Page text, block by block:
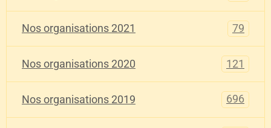
Nos organisations 2021 79
Nos organisations 2020 121
Nos organisations 2019 696